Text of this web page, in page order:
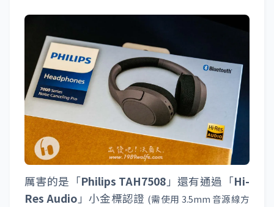
厲害的是「Philips TAH7508」還有通過「Hi-
Res Audio」小金標認證 (需使用 3.5mm 音源線方